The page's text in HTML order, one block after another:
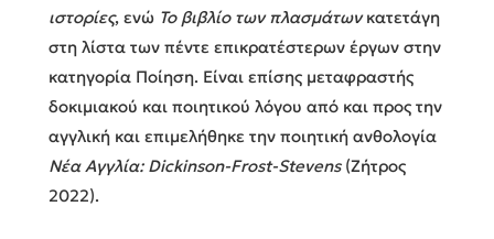
ιστορίες, ενώ Το βιβλίο των πλασμάτωνκατετάγη
στη λίστα των πέντε επικρατέστερων έργων στην
κατηγορία Ποίηση. Είναι επίσης μεταφραστής
δοκιμιακού και ποιητικού λόγου από και προς την
αγγλική και επιμελήθηκε την ποιητική ανθολογία
Νέα Αγγλία: Dickinson-Frost-Stevens(Ζήτρος
2022).